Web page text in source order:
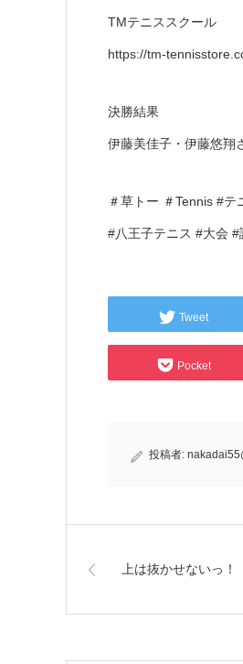
TMテニススクール
https://tm-
決勝結果
伊藤美佳子・伊藤悠
＃草トー ＃Tennis #
#八王子テニス #大会
Tweet
Pocket
投稿者:
上は抜かせないっ！